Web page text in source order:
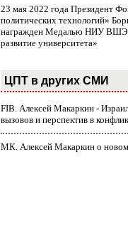
23 мая 2022 года Президент
политических технологий»
награжден Медалью НИУ ВШЭ
развитие университета»
ЦПТ в других СМИ
FIB. Алексей Макаркин -
вызовов и перспектив в
МК. Алексей Макаркин о новом